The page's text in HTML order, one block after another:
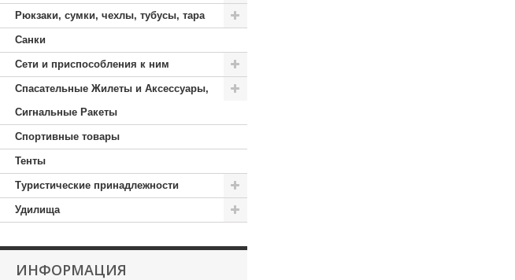
Рюкзаки, сумки, чехлы, тубусы, тара
Санки
Сети и приспособления к ним
Спасательные Жилеты и Аксессуары,
Сигнальные Ракеты
Спортивные товары
Тенты
Туристические принадлежности
Удилища
ИНФОРМАЦИЯ